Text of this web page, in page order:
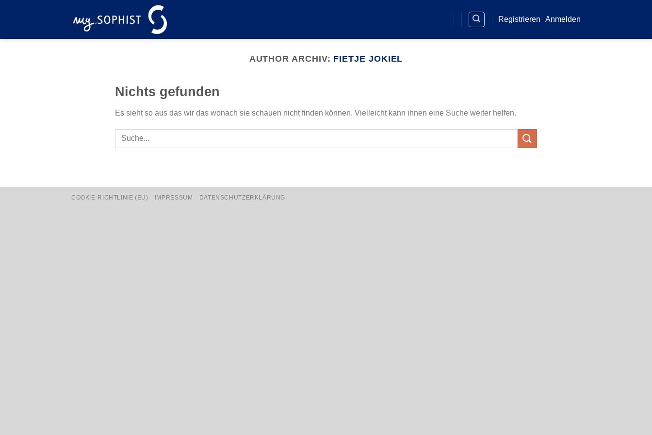
Registrieren Anmelden
AUTHOR ARCHIV: FIETJE JOKIEL
Nichts gefunden
Es sieht so aus das wir das wonach sie schauen nicht finden können. Vielleicht kann ihnen eine Suche weiter helfen.
COOKIE-RICHTLINIE (EU) IMPRESSUM DATENSCHUTZERKLÄRUNG